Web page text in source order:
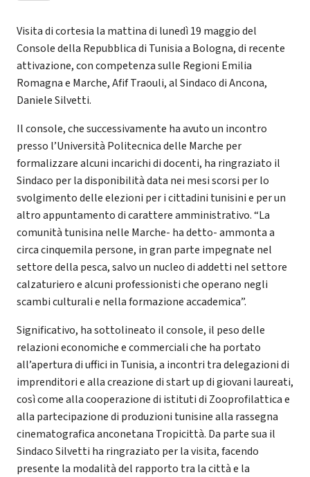
Visita di cortesia la mattina di lunedì 19 maggio del
Console della Repubblica di Tunisia a Bologna, di recente
attivazione, con competenza sulle Regioni Emilia
Romagna e Marche, Afif Traouli, al Sindaco di Ancona,
Daniele Silvetti.
Il console, che successivamente ha avuto un incontro
presso l’Università Politecnica delle Marche per
formalizzare alcuni incarichi di docenti, ha ringraziato il
Sindaco per la disponibilità data nei mesi scorsi per lo
svolgimento delle elezioni per i cittadini tunisini e per un
altro appuntamento di carattere amministrativo. “La
comunità tunisina nelle Marche- ha detto- ammonta a
circa cinquemila persone, in gran parte impegnate nel
settore della pesca, salvo un nucleo di addetti nel settore
calzaturiero e alcuni professionisti che operano negli
scambi culturali e nella formazione accademica”.
Significativo, ha sottolineato il console, il peso delle
relazioni economiche e commerciali che ha portato
all’apertura di uffici in Tunisia, a incontri tra delegazioni di
imprenditori e alla creazione di start up di giovani laureati,
così come alla cooperazione di istituti di Zooprofilattica e
alla partecipazione di produzioni tunisine alla rassegna
cinematografica anconetana Tropicittà. Da parte sua il
Sindaco Silvetti ha ringraziato per la visita, facendo
presente la modalità del rapporto tra la città e la